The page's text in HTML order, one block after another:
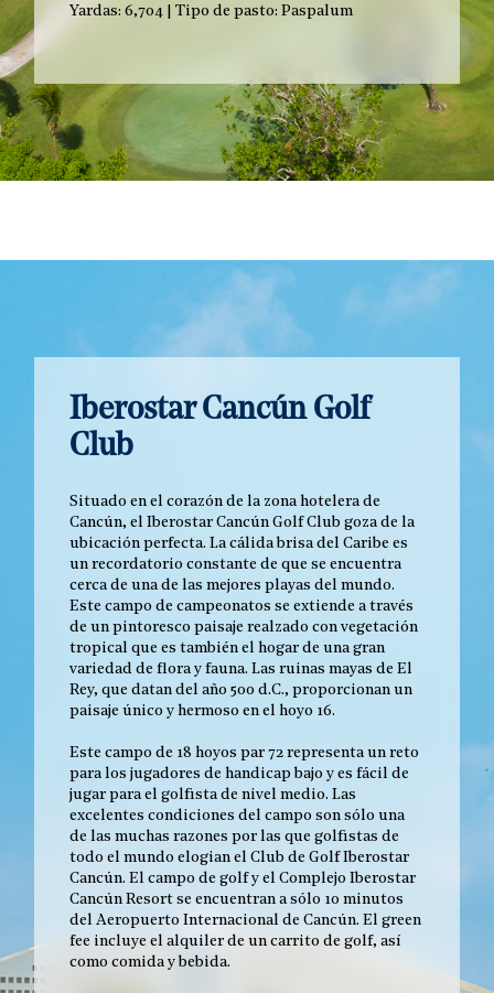
Yardas: 6,704 | Tipo de pasto: Paspalum
Iberostar Cancún Golf
Club
Situado en el corazón de la zona hotelera de
Cancún, el Iberostar Cancún Golf Club goza de la
ubicación perfecta. La cálida brisa del Caribe es
un recordatorio constante de que se encuentra
cerca de una de las mejores playas del mundo.
Este campo de campeonatos se extiende a través
de un pintoresco paisaje realzado con vegetación
tropical que es también el hogar de una gran
variedad de flora y fauna. Las ruinas mayas de El
Rey, que datan del año 500 d.C., proporcionan un
paisaje único y hermoso en el hoyo 16.
Este campo de 18 hoyos par 72 representa un reto
para los jugadores de handicap bajo y es fácil de
jugar para el golfista de nivel medio. Las
excelentes condiciones del campo son sólo una
de las muchas razones por las que golfistas de
todo el mundo elogian el Club de Golf Iberostar
Cancún. El campo de golf y el Complejo Iberostar
Cancún Resort se encuentran a sólo 10 minutos
del Aeropuerto Internacional de Cancún. El green
fee incluye el alquiler de un carrito de golf, así
como comida y bebida.